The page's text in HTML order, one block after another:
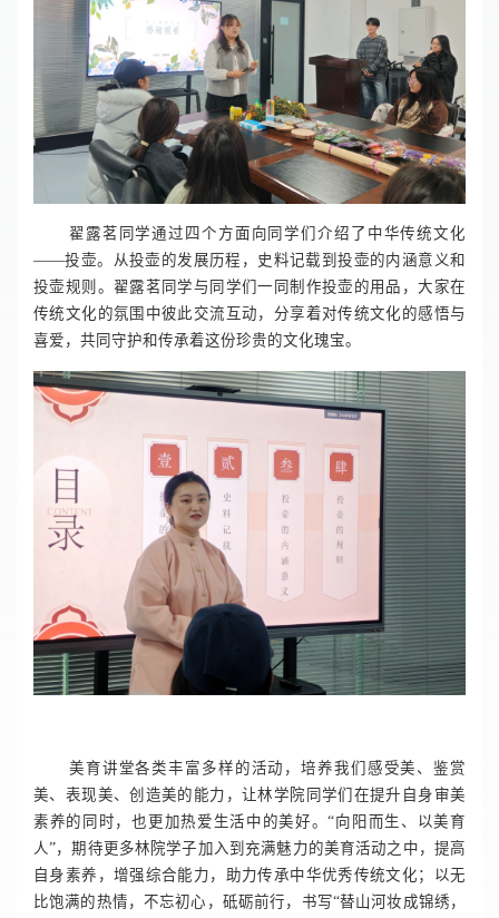
翟露茗同学通过四个方面向同学们介绍了中华传统文化
——投壶。从投壶的发展历程，史料记载到投壶的内涵意义和
投壶规则。翟露茗同学与同学们一同制作投壶的用品，大家在
传统文化的氛围中彼此交流互动，分享着对传统文化的感悟与
喜爱，共同守护和传承着这份珍贵的文化瑰宝。
美育讲堂各类丰富多样的活动，培养我们感受美、鉴赏
美、表现美、创造美的能力，让林学院同学们在提升自身审美
素养的同时，也更加热爱生活中的美好。“向阳而生、以美育
人”，期待更多林院学子加入到充满魅力的美育活动之中，提高
自身素养，增强综合能力，助力传承中华优秀传统文化；以无
比饱满的热情，不忘初心，砥砺前行，书写“替山河妆成锦绣，